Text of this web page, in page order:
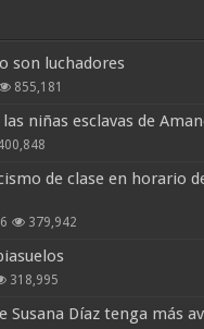
son luchadores
855,181
niñas esclavas de
de clase en horario
379,942
318,995
Susana Díaz tenga más